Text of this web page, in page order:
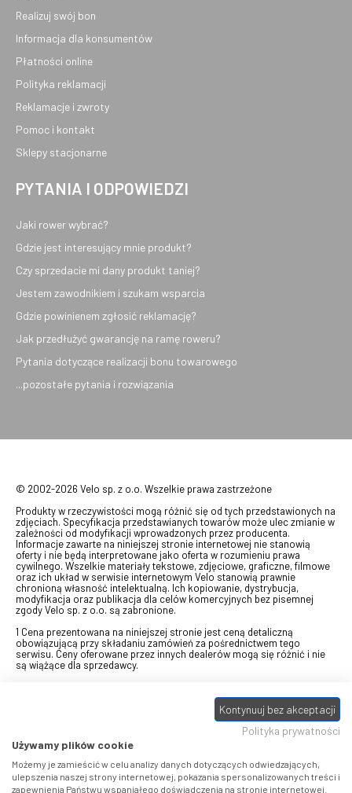
Realizuj swój bon
Informacja dla konsumentów
Płatności online
Polityka reklamacji
Reklamacje i zwroty
Pomoc i kontakt
Sklepy stacjonarne
PYTANIA I ODPOWIEDZI
Jaki rower wybrać?
Gdzie jest interesujący mnie produkt?
Czy sprzedacie mi dany produkt taniej?
Jestem zawodnikiem i szukam wsparcia
Gdzie powinienem zgłosić reklamację?
Jak przedłużyć gwarancję na ramę roweru?
Pytania dotyczące realizacji bonu towarowego
...pozostałe pytania i rozwiązania
© 2002-2026 Velo sp. z o.o. Wszelkie prawa zastrzeżone
Produkty w rzeczywistości mogą różnić się od tych przedstawionych na
zdjęciach. Specyfikacja przedstawianych towarów może ulec zmianie w
zależności od modyfikacji wprowadzonych przez producenta.
Informacje zawarte na niniejszej stronie internetowej nie stanowią
oferty i nie będą interpretowane jako oferta w rozumieniu prawa
cywilnego. Wszelkie materiały tekstowe, zdjęciowe, graficzne, filmowe
oraz ich układ w serwisie internetowym Velo stanowią prawnie
chronioną własność intelektualną. Ich kopiowanie, dystrybucja,
modyfikacja oraz publikacja dla celów komercyjnych bez pisemnej
zgody Velo sp. z o.o. są zabronione.
1 Cena prezentowana na niniejszej stronie jest ceną detaliczną
obowiązującą przy składaniu zamówień za pośrednictwem tego
serwisu. Ceny oferowane przez innych dealerów mogą się różnić i nie
są wiążące dla sprzedawcy.
swój bon" na towary z oferty VELO, aktualnie dostępnej na stronie
, w ramach sprzedaży premiowej. Dowiedz się jak
stronie promocji. Prezentowana wartość
eBonu uwzględnia fakt wyrażenia - w procesie rejestracji w Panelu
klienta- zgody na otrzymywanie drogą mailową informacji handlowo-
marketingowe, np. newsletter rowerowy. W przypadku braku zgody
wartość eBonu zostanie obniżona o 10 zł.
Kontynuuj bez akceptacji
Polityka prywatności
Używamy plików cookie
Możemy je zamieścić w celu analizy danych dotyczących odwiedzających,
ulepszenia naszej strony internetowej, pokazania spersonalizowanych treści i
zapewnienia Państwu wspaniałego doświadczenia na stronie internetowej.